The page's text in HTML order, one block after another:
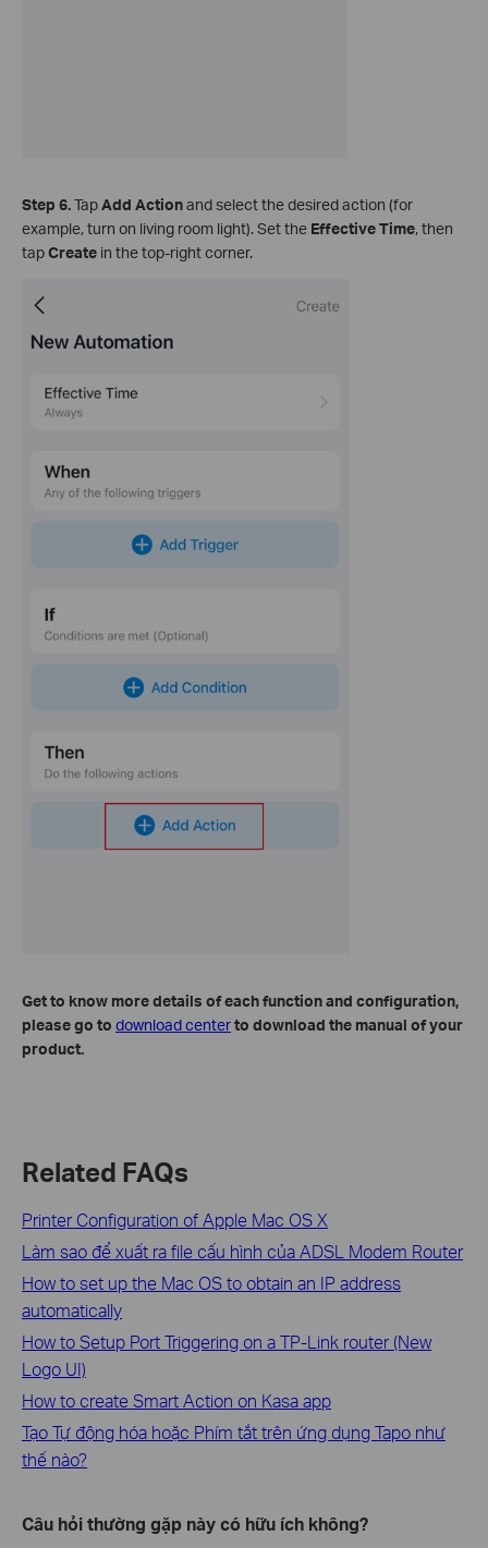
Step 6.TapAdd Actionand select the desired action (for
example, turn on living room light). Set the Effective Time, then
tapCreate in the top‑right corner.
Get to know more details of each function and configuration,
please go to download centerto download the manual of your
product.
Related FAQs
Printer Configuration of Apple Mac OS X
Làm sao để xuất ra file cấu hình của ADSL Modem Router
How to set up the Mac OS to obtain an IP address
automatically
How to Setup Port Triggering on a TP-Link router (New
Logo UI)
How to create Smart Action on Kasa app
Tạo Tự động hóa hoặc Phím tắt trên ứng dụng Tapo như
thế nào?
Câu hỏi thường gặp này có hữu ích không?